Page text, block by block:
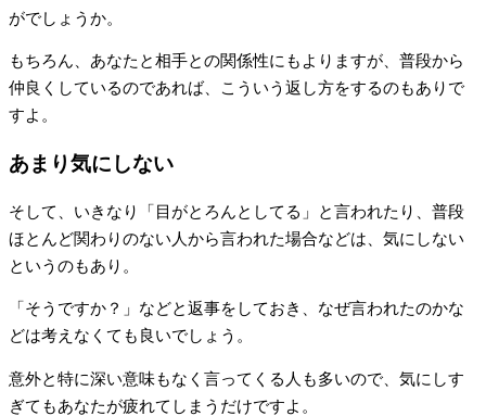
がでしょうか。
もちろん、あなたと相手との関係性にもよりますが、普段から
仲良くしているのであれば、こういう返し方をするのもありで
すよ。
あまり気にしない
そして、いきなり「目がとろんとしてる」と言われたり、普段
ほとんど関わりのない人から言われた場合などは、気にしない
というのもあり。
「そうですか？」などと返事をしておき、なぜ言われたのかな
どは考えなくても良いでしょう。
意外と特に深い意味もなく言ってくる人も多いので、気にしす
ぎてもあなたが疲れてしまうだけですよ。